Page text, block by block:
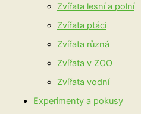
Zvířata lesní a polní
Zvířata ptáci
Zvířata různá
Zvířata v ZOO
Zvířata vodní
Experimenty a pokusy